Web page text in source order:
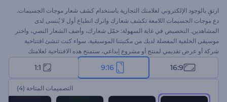
ارتقِ بالوجود الإلكتروني لعلامتك التجارية باستخدام كشف شعار موجات الجسيمات.
دع موجات الجسيمات اللامعة تكشف شعارك واترك انطباع أول لا يُنسى لدى
المشاهدين. التخصيص في غاية السهولة: حمّل شعارك، وأضف الشعار النصي، واختر
موسيقى الخلفية المفضلة لديك من مكتبتنا الموسيقية. سواء كنت تنشئ افتتاحية
شركة أو عرض تقديمي لمنتج أو مشروع إبداعي، ستمنح هذه الافتتاحية لعلامتك
التجارية لمسة أنيقة. ابدأ الآن!
16:9
9:16
1:1
التصميمات المتاحة (4)